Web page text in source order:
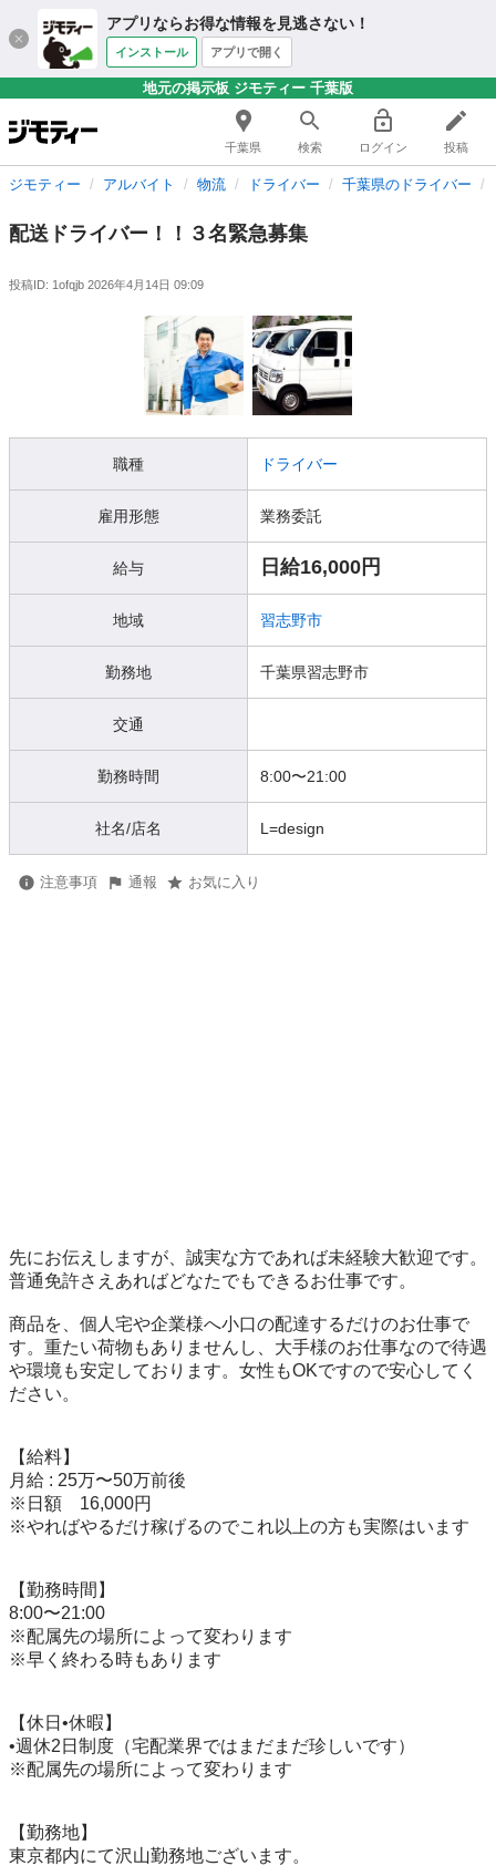
アプリならお得な情報を見逃さない！
インストール アプリで開く
地元の掲示板 ジモティー 千葉版
千葉県 検索 ログイン 投稿
ジモティー アルバイト 物流 ドライバー 千葉県のドライバー
配送ドライバー！！３名緊急募集
投稿ID: 1ofqjb 2026年4月14日 09:09
職種 ドライバー
雇用形態 業務委託
給与 日給16,000円
地域 習志野市
勤務地 千葉県習志野市
交通
勤務時間 8:00〜21:00
社名/店名 L=design
注意事項 通報 お気に入り
先にお伝えしますが、誠実な方であれば未経験大歓迎です。
普通免許さえあればどなたでもできるお仕事です。
商品を、個人宅や企業様へ小口の配達するだけのお仕事で
す。重たい荷物もありませんし、大手様のお仕事なので待遇
や環境も安定しております。女性もOKですので安心してく
ださい。
【給料】
月給 : 25万〜50万前後
※日額　16,000円
※やればやるだけ稼げるのでこれ以上の方も実際はいます
【勤務時間】
8:00〜21:00
※配属先の場所によって変わります
※早く終わる時もあります
【休日•休暇】
•週休2日制度（宅配業界ではまだまだ珍しいです）
※配属先の場所によって変わります
【勤務地】
東京都内にて沢山勤務地ございます。